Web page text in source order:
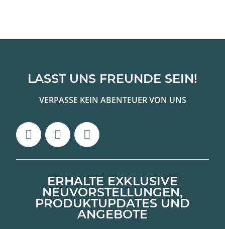
LASST UNS FREUNDE SEIN!
VERPASSE KEIN ABENTEUER VON UNS
ERHALTE EXKLUSIVE
NEUVORSTELLUNGEN,
PRODUKTUPDATES UND
ANGEBOTE